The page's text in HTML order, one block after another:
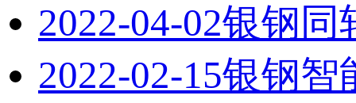
2022-04-02银钢同
2022-02-15银钢智